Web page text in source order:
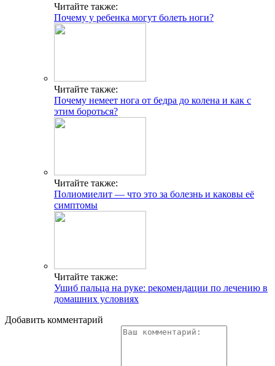
Читайте также:
Почему у ребенка могут болеть ноги?
Читайте также:
Почему немеет нога от бедра до колена и как с
этим бороться?
Читайте также:
Полиомиелит — что это за болезнь и каковы её
симптомы
Читайте также:
Ушиб пальца на руке: рекомендации по лечению в
домашних условиях
Добавить комментарий